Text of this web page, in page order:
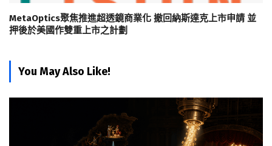
MetaOptics聚焦推進超透鏡商業化 撤回納斯達克上市申請 並
押後於美國作雙重上市之計劃
You May Also Like!